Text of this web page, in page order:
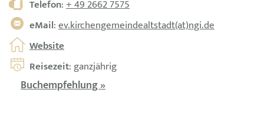
Telefon:+ 49 2662 7575
eMail:ev.kirchengemeindealtstadt(at)ngi.de
Website
Reisezeit: ganzjährig
Buchempfehlung »